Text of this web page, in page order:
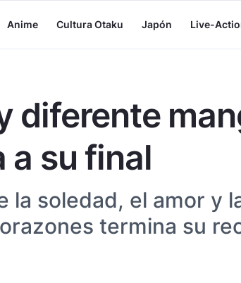
Anime Cultura Otaku Japón Live-
diferente
a su final
la soledad, el amor y
termina su